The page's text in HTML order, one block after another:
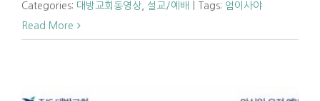
Categories: 대방교회동영상 설교/예배 Tags: 엄이사야
Read More